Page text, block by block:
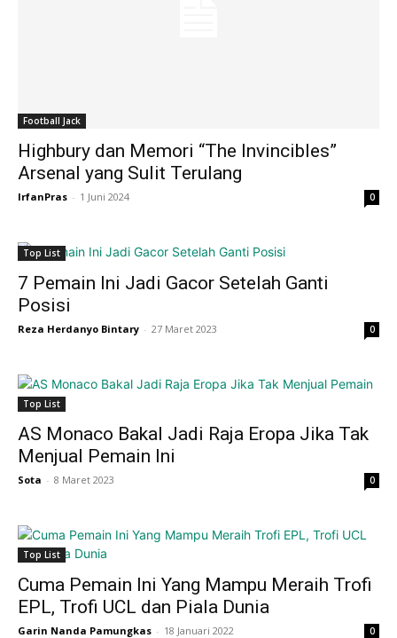
Football Jack
Highbury dan Memori “The Invincibles”
Arsenal yang Sulit Terulang
IrfanPras - 1 Juni 2024 0
Top List
7 Pemain Ini Jadi Gacor Setelah Ganti
Posisi
Reza Herdanyo Bintary - 27 Maret 2023 0
Top List
AS Monaco Bakal Jadi Raja Eropa Jika Tak
Menjual Pemain Ini
Sota - 8 Maret 2023 0
Top List
Cuma Pemain Ini Yang Mampu Meraih Trofi
EPL, Trofi UCL dan Piala Dunia
Garin Nanda Pamungkas - 18 Januari 2022 0